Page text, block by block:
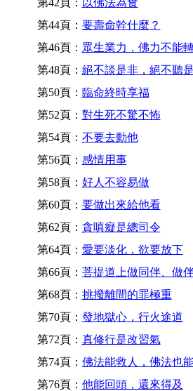
第44頁： 要壽命幹什麼？
第46頁： 眾生業力，佛力不能
第48頁： 絕不談是非，絕不聽
第50頁： 臨命終時享福
第52頁： 對生死不驚不怖
第54頁： 不要去動他
第56頁： 感情用事
第58頁： 好人不容易做
第60頁： 要做出來給他看
第62頁： 貪嗔癡是總司令
第64頁： 愛要淡化，欲要放下
第66頁： 菩提道上做同伴、做
第68頁： 挑撥離間的罪極重
第70頁： 發地獄心，行火途道
第72頁： 真修行是改習氣
第74頁： 佛法能救人，佛法也
第76頁： 他能回頭，還來得及